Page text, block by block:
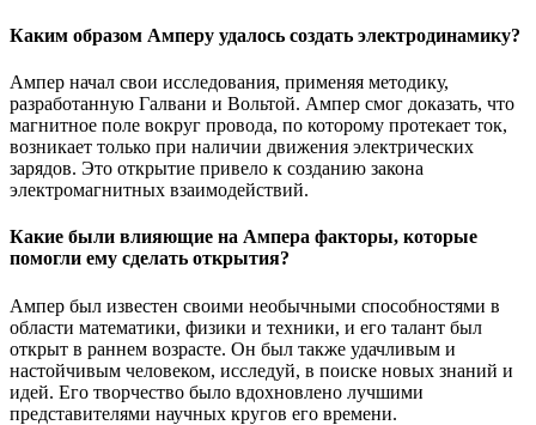
Каким образом Амперу удалось создать электродинамику?
Ампер начал свои исследования, применяя методику,
разработанную Галвани и Вольтой. Ампер смог доказать, что
магнитное поле вокруг провода, по которому протекает ток,
возникает только при наличии движения электрических
зарядов. Это открытие привело к созданию закона
электромагнитных взаимодействий.
Какие были влияющие на Ампера факторы, которые
помогли ему сделать открытия?
Ампер был известен своими необычными способностями в
области математики, физики и техники, и его талант был
открыт в раннем возрасте. Он был также удачливым и
настойчивым человеком, исследуй, в поиске новых знаний и
идей. Его творчество было вдохновлено лучшими
представителями научных кругов его времени.